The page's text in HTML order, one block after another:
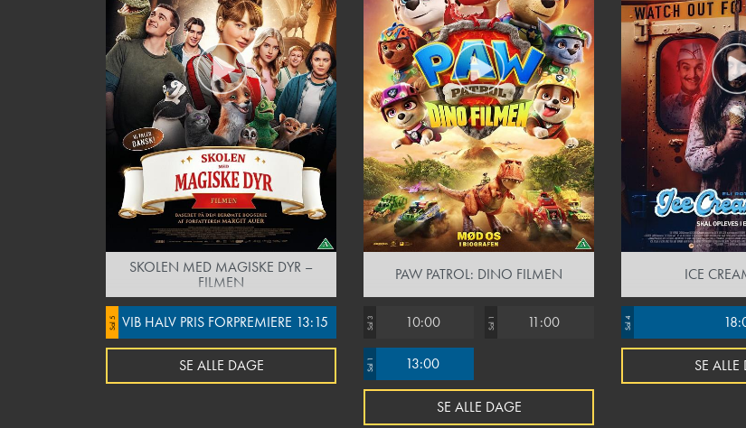
SKOLEN MED MAGISKE DYR –
FILMEN
Sal 5 VIB HALV PRIS FORPREMIERE 13:15
SE ALLE DAGE
PAW PATROL: DINO FILMEN
Sal 3 10:00 Sal 1 11:00
Sal 1 13:00
SE ALLE DAGE
ICE
Sal 4
SE